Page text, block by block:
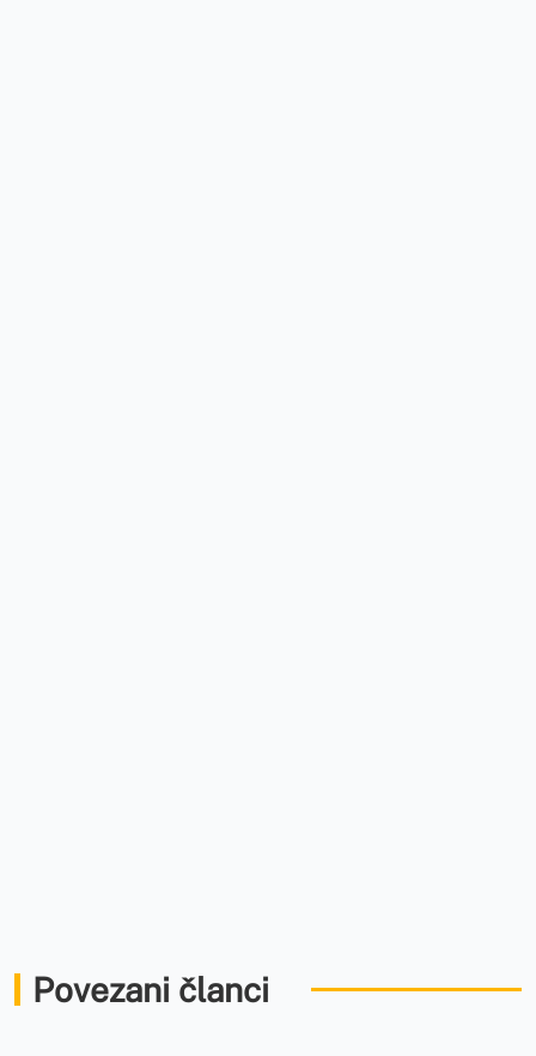
Povezani članci